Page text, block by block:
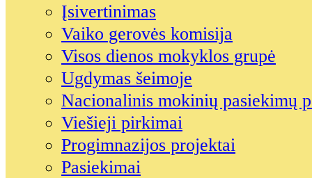
Įsivertinimas
Vaiko gerovės komisija
Visos dienos mokyklos grupė
Ugdymas šeimoje
Nacionalinis mokinių pasiekimų
Viešieji pirkimai
Progimnazijos projektai
Pasiekimai